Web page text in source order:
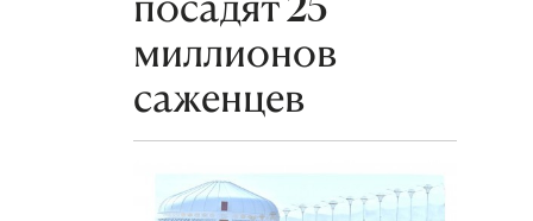
миллионов
саженцев